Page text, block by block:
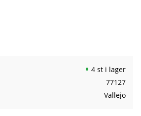
4 st i lager
77127
Vallejo